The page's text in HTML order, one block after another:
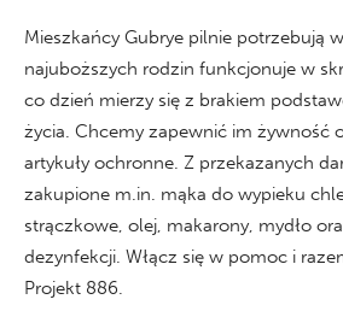
Mieszkańcy Gubrye pilnie potrzebują
najuboższych rodzin funkcjonuje w
co dzień mierzy się z brakiem
życia. Chcemy zapewnić im żywność
artykuły ochronne. Z przekazanych
zakupione m.in. mąka do wypieku
strączkowe, olej, makarony, mydło
dezynfekcji. Włącz się w pomoc i
Projekt 886.